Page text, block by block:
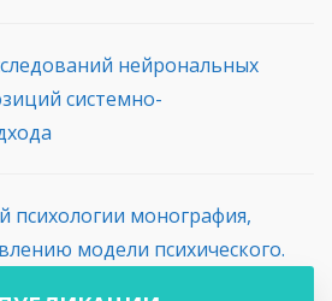
нейрональных
системно-
психологии монография,
модели психического.